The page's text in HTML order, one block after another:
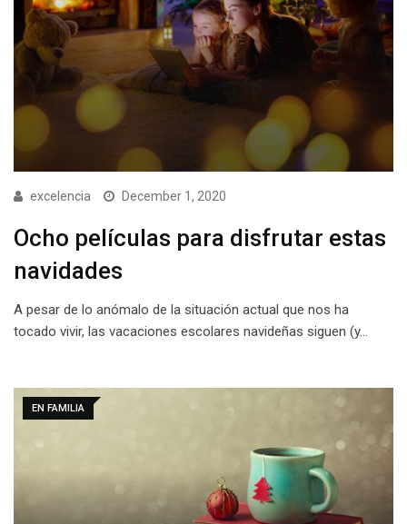
excelencia December 1, 2020
Ocho películas para disfrutar estas
navidades
A pesar de lo anómalo de la situación actual que nos ha
tocado vivir, las vacaciones escolares navideñas siguen (y…
EN FAMILIA